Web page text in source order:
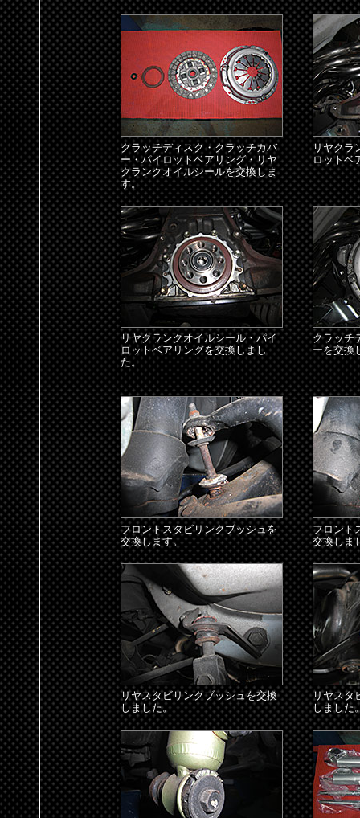
クラッチディスク・クラッチカバ
ー・パイロットベアリング・リヤ
クランクオイルシールを交換しま
す。
リヤクラ
ロットベ
リヤクランクオイルシール・パイ
ロットベアリングを交換しまし
た。
クラッチ
ーを交換
フロントスタビリンクブッシュを
交換します。
フロント
交換しま
リヤスタビリンクブッシュを交換
しました。
リヤスタ
しました